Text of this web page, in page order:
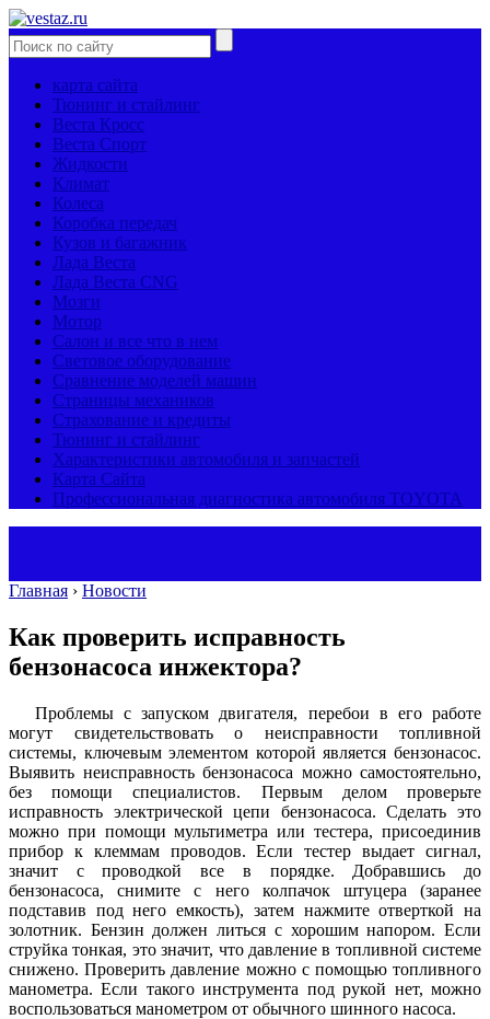
карта сайта
Тюнинг и стайлинг
Веста Кросс
Веста Спорт
Жидкости
Климат
Колеса
Коробка передач
Кузов и багажник
Лада Веста
Лада Веста CNG
Мозги
Мотор
Салон и все что в нем
Световое оборудование
Сравнение моделей машин
Страницы механиков
Страхование и кредиты
Тюнинг и стайлинг
Характеристики автомобиля и запчастей
Карта Сайта
Профессиональная диагностика автомобиля TOYOTA
Главная › Новости
Как проверить исправность
бензонасоса инжектора?
Проблемы с запуском двигателя, перебои в его работе
могут свидетельствовать о неисправности топливной
системы, ключевым элементом которой является бензонасос.
Выявить неисправность бензонасоса можно самостоятельно,
без помощи специалистов. Первым делом проверьте
исправность электрической цепи бензонасоса. Сделать это
можно при помощи мультиметра или тестера, присоединив
прибор к клеммам проводов. Если тестер выдает сигнал,
значит с проводкой все в порядке. Добравшись до
бензонасоса, снимите с него колпачок штуцера (заранее
подставив под него емкость), затем нажмите отверткой на
золотник. Бензин должен литься с хорошим напором. Если
струйка тонкая, это значит, что давление в топливной системе
снижено. Проверить давление можно с помощью топливного
манометра. Если такого инструмента под рукой нет, можно
воспользоваться манометром от обычного шинного насоса.